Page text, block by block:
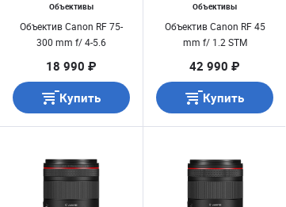
Объективы
Объектив Canon RF 75-
300 mm f/ 4-5.6
18 990 ₽
Купить
Объективы
Объектив Canon RF 45
mm f/ 1.2 STM
42 990 ₽
Купить